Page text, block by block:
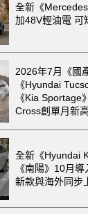
全新《
加48V輕油電 可
2026年7月《國
《Hyundai
《Kia Sportage
Cross創單月新
全新《Hyundai
《南陽》10月
新款與海外同步